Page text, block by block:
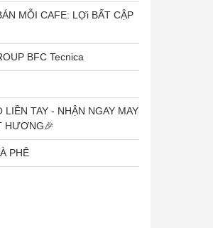
MỖI CAFE: LỢi BẤT CẬP
BFC Tecnica
TAY - NHẬN NGAY MAY
HƯƠNG🎉
PHÊ